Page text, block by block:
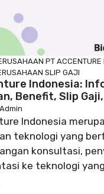
PT ACCENTURE
SLIP GAJI
Indonesia:
Benefit, Slip
Admin
Indonesia
teknologi yang
konsultasi,
ke teknologi